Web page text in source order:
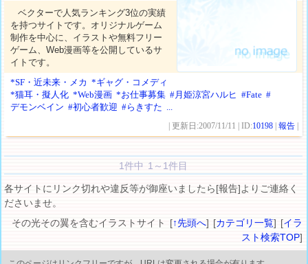
ベクターで人気ランキング3位の実績
を持つサイトです。オリジナルゲーム
制作を中心に、イラストや無料フリー
ゲーム、Web漫画等を公開しているサ
イトです。
*SF・近未来・メカ *ギャグ・コメディ
*猫耳・擬人化 *Web漫画 *お仕事募集 #月姫涼宮ハルヒ #Fate #
デモンベイン #初心者歓迎 #らきすた ...
| 更新日:2007/11/11 | ID:10198 |報告
1件中 1～1件目
各サイトにリンク切れや違反等が御座いましたら[報告]よりご連絡く
ださいませ。
その光その翼を含むイラストサイト [↑先頭へ] [カテゴリ一覧] [イラ
スト検索TOP]